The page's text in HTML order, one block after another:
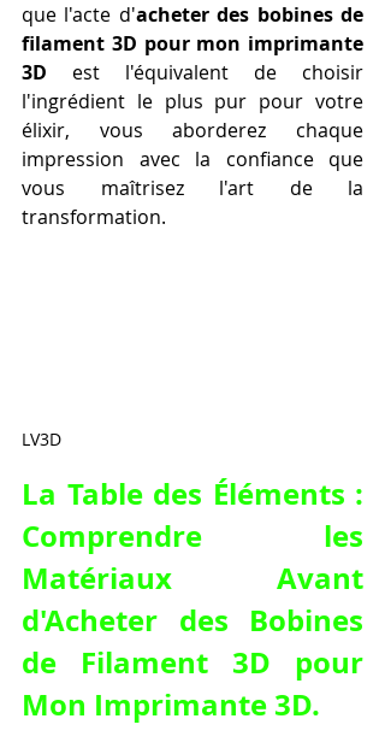
que l'acte d'acheter des bobines de
filament 3D pour mon imprimante
3D est l'équivalent de choisir
l'ingrédient le plus pur pour votre
élixir, vous aborderez chaque
impression avec la confiance que
vous maîtrisez l'art de la
transformation.
LV3D
La Table des Éléments :
Comprendre les
Matériaux Avant
d'Acheter des Bobines
de Filament 3D pour
Mon Imprimante 3D.